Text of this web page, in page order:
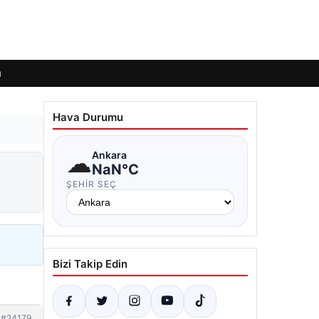
Hava Durumu
☁Ankara
NaN°C
ŞEHIR SEÇ
Bizi Takip Edin